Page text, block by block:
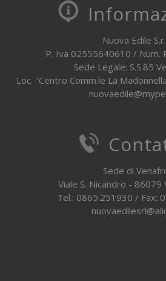
Nuova Edile
P. Iva 02555640610 / Num.
Sede Legale: S.S.85
Loc. "Centro Comm.le La
Sede di
Viale S. Nicandro - 86079
Tel.: 0865.251930 / Fax: